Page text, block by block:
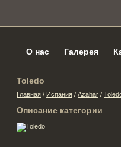
О нас Галерея
Toledo
Главная / Испания / Azahar /
Описание категории